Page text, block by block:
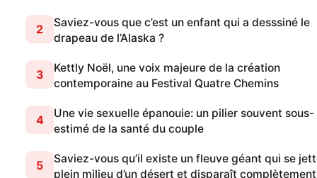
2
Saviez-vous que c’est un enfant qui a desssiné le
drapeau de l’Alaska ?
3
Kettly Noël, une voix majeure de la création
contemporaine au Festival Quatre Chemins
4
Une vie sexuelle épanouie: un pilier souvent sous-
estimé de la santé du couple
5
Saviez-vous qu’il existe un fleuve géant qui se
plein milieu d’un désert et disparaît complètement